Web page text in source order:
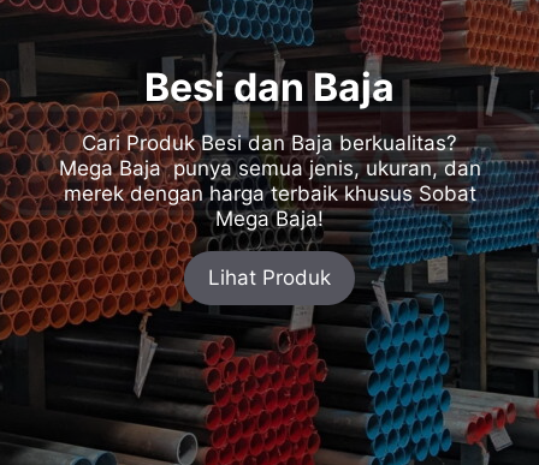
Besi dan Baja
Cari Produk Besi dan Baja berkualitas?
Mega Baja punya semua jenis, ukuran, dan
merek dengan harga terbaik khusus Sobat
Mega Baja!
Lihat Produk